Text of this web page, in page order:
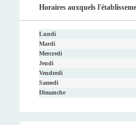
ook
er
Horaires auxquels
Lundi
Mardi
Mercredi
Jeudi
Vendredi
Samedi
Dimanche